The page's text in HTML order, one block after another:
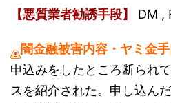
【悪質業者勧誘手段】 DM ,
闇金融被害内容・ヤミ金手
申込みをしたところ断られ
スを紹介された。申し込ん